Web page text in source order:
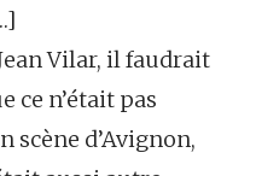
Vilar, il faudrait
ce n’était pas
scène d’Avignon,